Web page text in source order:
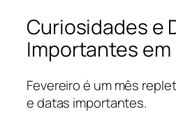
Curiosidades e
Importantes em
Fevereiro é um mês
e datas importantes.